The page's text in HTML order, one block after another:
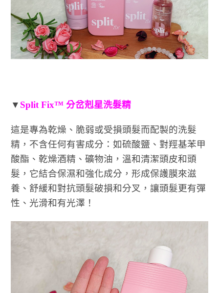
▼ Split Fix™ 分岔剋星洗髮精
這是專為乾燥、脆弱或受損頭髮⽽配製的洗髮
精，不含任何有害成分：如硫酸鹽、對羥基苯甲
酸酯、乾燥酒精、礦物油，溫和清潔頭皮和頭
髮，它結合保濕和強化成分，形成保護膜來滋
養、舒緩和對抗頭髮破損和分叉，讓頭髮更有彈
性、光滑和有光澤！